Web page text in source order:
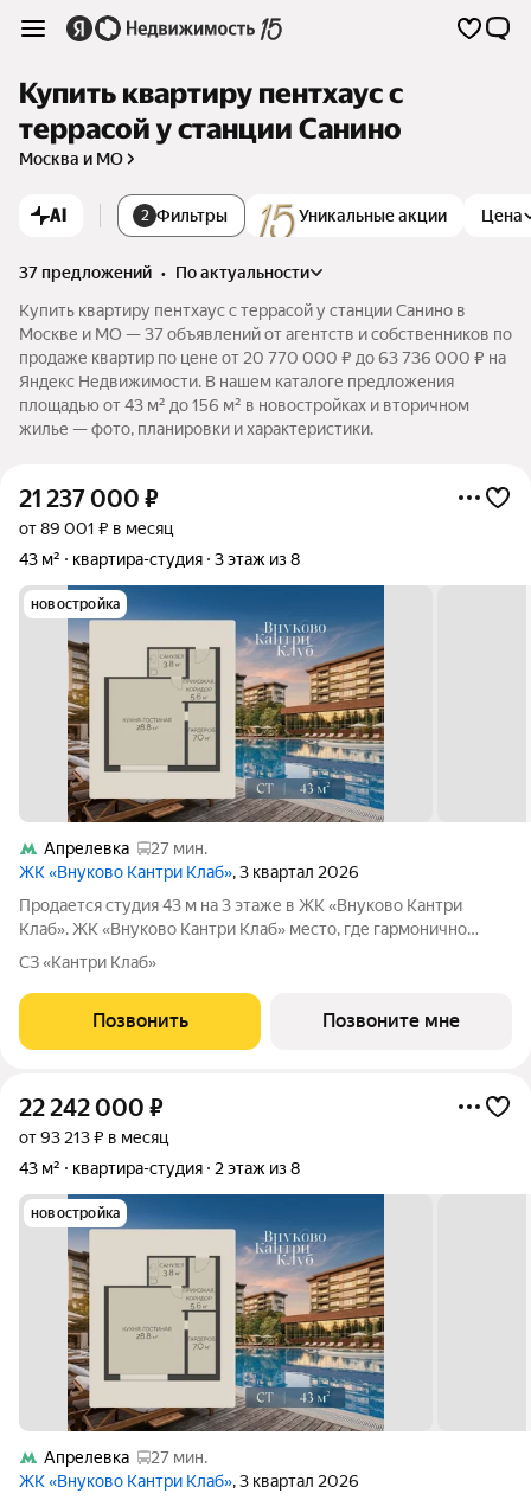
Купить квартиру пентхаус с
террасой у станции Санино
Москва и МО
AI 2 Фильтры Уникальные акции Цена
37 предложений •
по актуальности
Купить квартиру пентхаус с террасой у станции Санино в
Москве и МО — 37 объявлений от агентств и собственников по
продаже квартир по цене от 20 770 000 ₽ до 63 736 000 ₽ на
Яндекс Недвижимости. В нашем каталоге предложения
площадью от 43 м² до 156 м² в новостройках и вторичном
жилье — фото, планировки и характеристики.
21 237 000 ₽
от 89 001 ₽ в месяц
43 м²
квартира-студия 3 этаж из 8
новостройка
Апрелевка
27 мин.
ЖК «Внуково Кантри Клаб», 3 квартал 2026
Продается студия 43 м на 3 этаже в ЖК «Внуково Кантри
Клаб». ЖК «Внуково Кантри Клаб» место, где гармонично
сочетаются природная идиллия и удобства современного
мегаполиса. Пространство, созданное для тех, кто ценит
уединение, премиальный сервис и
СЗ «Кантри Клаб»
Позвонить Позвоните мне
22 242 000 ₽
от 93 213 ₽ в месяц
43 м²
квартира-студия 2 этаж из 8
новостройка
Апрелевка
27 мин.
ЖК «Внуково Кантри Клаб», 3 квартал 2026